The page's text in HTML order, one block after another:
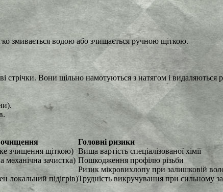
змивається водою або зчищається ручною щіткою.
Вони щільно намотуються з натягом і видаляються
очищення
Головні ризики
зчищення щіткою) Вища вартість спеціалізованої хімії
механічна зачистка) Пошкодження профілю різьби
Ризик мікровихлопу при залишковій
локальний підігрів)Трудність викручування при сильному